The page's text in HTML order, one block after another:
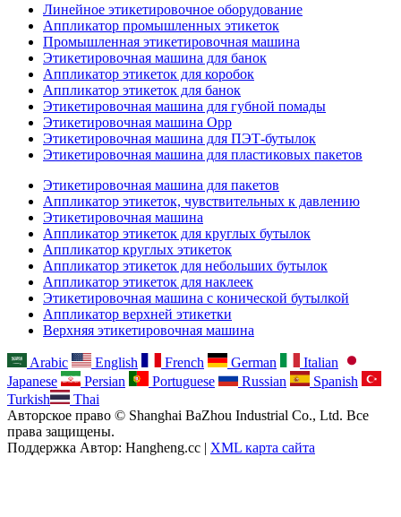
Линейное этикетировочное оборудование
Аппликатор промышленных этикеток
Промышленная этикетировочная машина
Этикетировочная машина для банок
Аппликатор этикеток для коробок
Аппликатор этикеток для банок
Этикетировочная машина для губной помады
Этикетировочная машина Opp
Этикетировочная машина для ПЭТ-бутылок
Этикетировочная машина для пластиковых пакетов
Этикетировочная машина для пакетов
Аппликатор этикеток, чувствительных к давлению
Этикетировочная машина
Аппликатор этикеток для круглых бутылок
Аппликатор круглых этикеток
Аппликатор этикеток для небольших бутылок
Аппликатор этикеток для наклеек
Этикетировочная машина с конической бутылкой
Аппликатор верхней этикетки
Верхняя этикетировочная машина
Arabic English French German
Italian
Japanese
Persian Portuguese Russian
Spanish
Turkish
Thai
Авторское право © Shanghai BaZhou Industrial Co., Ltd. Все
права защищены.
Поддержка Автор: Hangheng.cc | XML карта сайта